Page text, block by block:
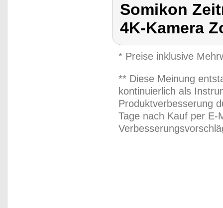
Somikon
4K-Kamera
* Preise inklusive
** Diese Meinung
kontinuierlich als
Produktverbesserung
Tage nach Kauf per E-